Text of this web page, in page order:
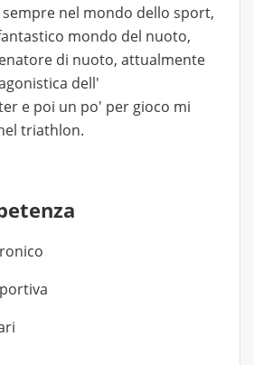
nel mondo dello sport,
mondo del nuoto,
di nuoto, attualmente
dell'
e poi un po' per gioco mi
triathlon.